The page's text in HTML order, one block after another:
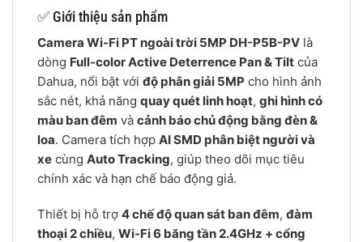
✅ Giới thiệu sản phẩm
Camera Wi-Fi PT ngoài trời 5MP DH-P5B-PV là
dòng Full-color Active Deterrence Pan & Tilt của
Dahua, nổi bật với độ phân giải 5MP cho hình ảnh
sắc nét, khả năng quay quét linh hoạt, ghi hình có
màu ban đêm và cảnh báo chủ động bằng đèn &
loa. Camera tích hợp AI SMD phân biệt người và
xe cùng Auto Tracking, giúp theo dõi mục tiêu
chính xác và hạn chế báo động giả.
Thiết bị hỗ trợ 4 chế độ quan sát ban đêm, đàm
thoại 2 chiều, Wi-Fi 6 băng tần 2.4GHz + cổng